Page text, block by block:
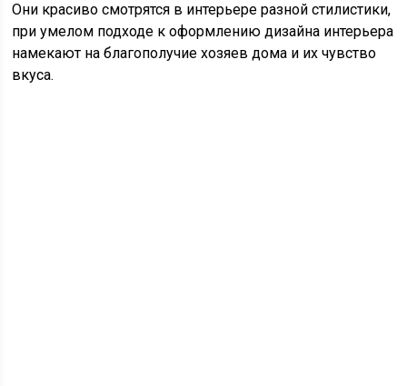
Они красиво смотрятся в интерьере разной стилистики,
при умелом подходе к оформлению дизайна интерьера
намекают на благополучие хозяев дома и их чувство
вкуса.